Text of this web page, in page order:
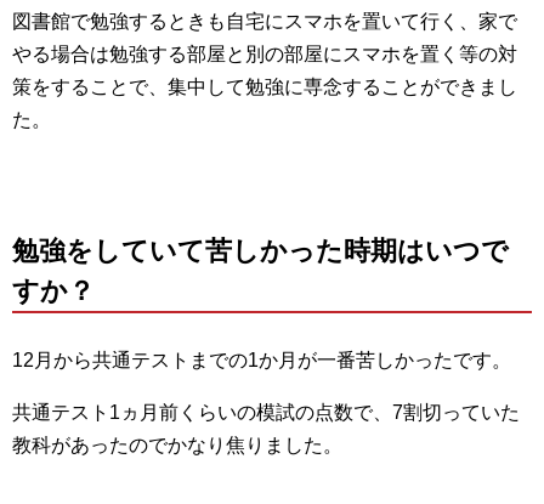
図書館で勉強するときも自宅にスマホを置いて行く、家で
やる場合は勉強する部屋と別の部屋にスマホを置く等の対
策をすることで、集中して勉強に専念することができまし
た。
勉強をしていて苦しかった時期はいつで
すか？
12月から共通テストまでの1か月が一番苦しかったです。
共通テスト1ヵ月前くらいの模試の点数で、7割切っていた
教科があったのでかなり焦りました。